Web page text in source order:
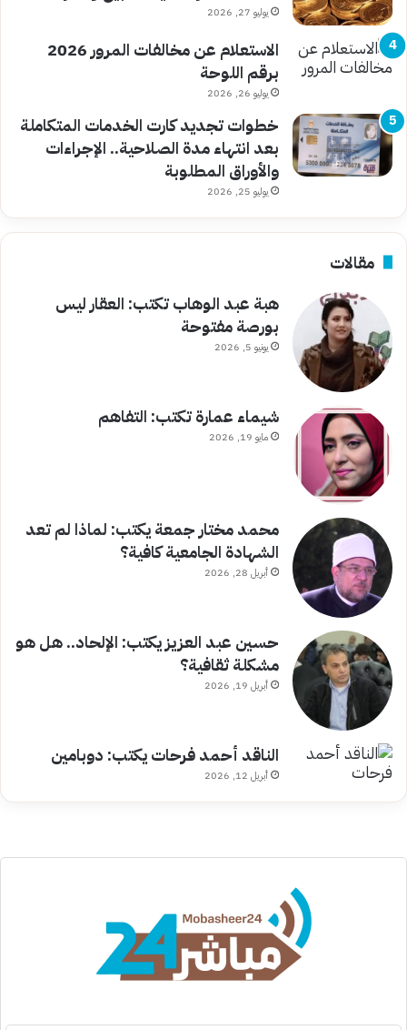
يوليو 27, 2026
الاستعلام عن مخالفات المرور 2026
برقم اللوحة
يوليو 26, 2026
خطوات تجديد كارت الخدمات المتكاملة
بعد انتهاء مدة الصلاحية.. الإجراءات
والأوراق المطلوبة
يوليو 25, 2026
مقالات
هبة عبد الوهاب تكتب: العقار ليس
بورصة مفتوحة
يونيو 5, 2026
شيماء عمارة تكتب: التفاهم
مايو 19, 2026
محمد مختار جمعة يكتب: لماذا لم تعد
الشهادة الجامعية كافية؟
أبريل 28, 2026
حسين عبد العزيز يكتب: الإلحاد.. هل هو
مشكلة ثقافية؟
أبريل 19, 2026
الناقد أحمد فرحات يكتب: دوبامين
أبريل 12, 2026